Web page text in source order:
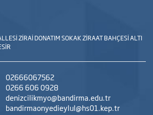
ZİRAİ DONATIM SOKAK ZİRAAT BAHÇESİ ALTI
02666067562
0266 606 0928
denizcilikmyo@bandirma.edu.tr
bandirmaonyedieylul@hs01.kep.tr